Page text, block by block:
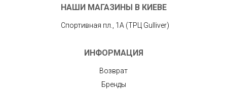
НАШИ МАГАЗИНЫ В КИЕВЕ
Спортивная пл., 1А (ТРЦ Gulliver)
ИНФОРМАЦИЯ
Возврат
Бренды